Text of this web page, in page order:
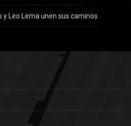
y Leo Lema unen sus caminos